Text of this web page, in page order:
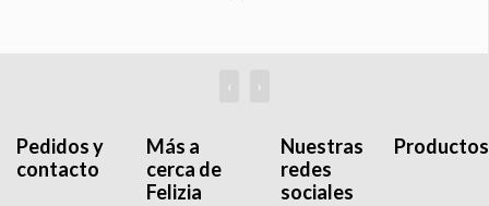
‹ ›
Pedidos y
contacto
Más a
cerca de
Felizia
Nuestras
redes
sociales
Productos